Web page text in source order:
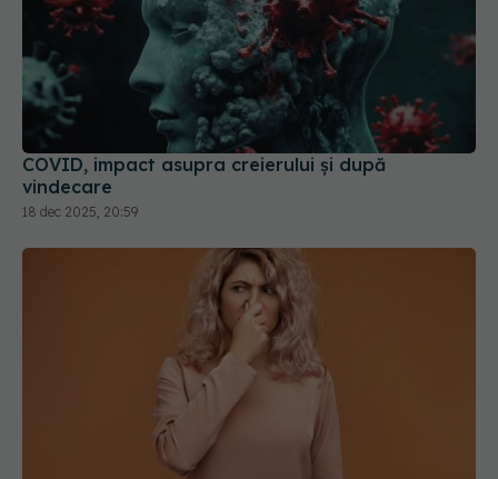
COVID, impact asupra creierului și după
vindecare
18 dec 2025, 20:59